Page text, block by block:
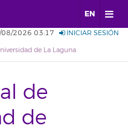
EN
08/2026 03:17 INICIAR SESIÓN
de La Laguna
de
de